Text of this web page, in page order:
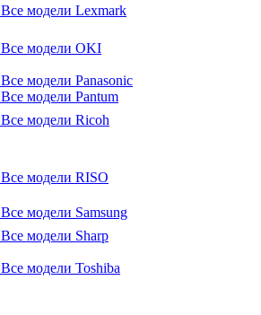
Все модели Lexmark
Все модели OKI
Все модели Panasonic
Все модели Pantum
Все модели Ricoh
Все модели RISO
Все модели Samsung
Все модели Sharp
Все модели Toshiba